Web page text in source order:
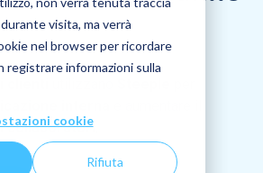
visita, ma verrà
nel browser per ricordare
registrare informazioni sulla
cookie
Rifiuta
come fare per cambiare lavoro?
Richiedi una demo
collaboratori